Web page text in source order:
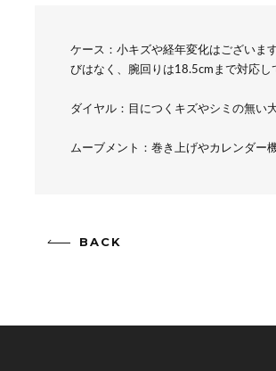
ケース：小キズや経年変化はございま
びはなく、腕回りは18.5cmまで対応し
ダイヤル：目につくキズやシミの無い
ムーブメント：巻き上げやカレンダー
BACK